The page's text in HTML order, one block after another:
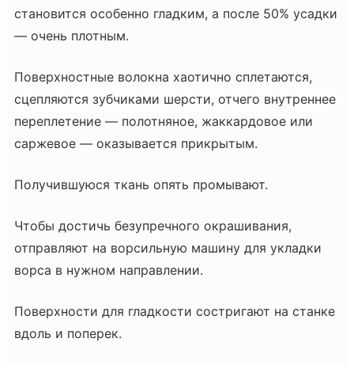
становится особенно гладким, а после 50% усадки
— очень плотным.
Поверхностные волокна хаотично сплетаются,
сцепляются зубчиками шерсти, отчего внутреннее
переплетение — полотняное, жаккардовое или
саржевое — оказывается прикрытым.
Получившуюся ткань опять промывают.
Чтобы достичь безупречного окрашивания,
отправляют на ворсильную машину для укладки
ворса в нужном направлении.
Поверхности для гладкости состригают на станке
вдоль и поперек.